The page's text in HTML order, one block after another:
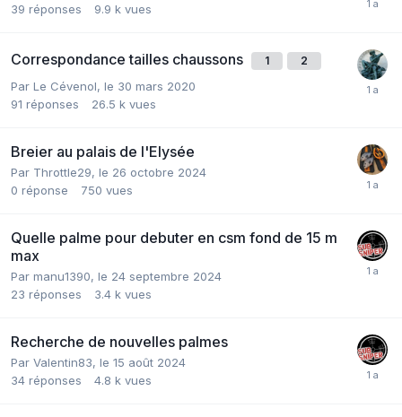
39 réponses 9.9 k vues
Correspondance tailles chaussons 1 2
Par Le Cévenol, le 30 mars 2020
91 réponses 26.5 k vues
Breier au palais de l'Elysée
Par Throttle29, le 26 octobre 2024
0 réponse 750 vues
Quelle palme pour debuter en csm fond de 15 m
max
Par manu1390, le 24 septembre 2024
23 réponses 3.4 k vues
Recherche de nouvelles palmes
Par Valentin83, le 15 août 2024
34 réponses 4.8 k vues